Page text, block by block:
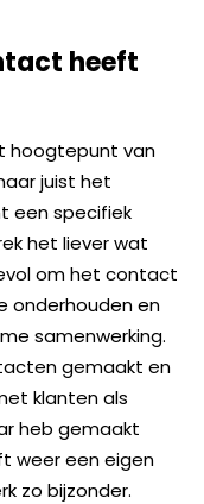
heeft
hoogtepunt van
juist het
een specifiek
het liever wat
om het contact
onderhouden en
samenwerking.
gemaakt en
klanten als
heb gemaakt
weer een eigen
zo bijzonder.